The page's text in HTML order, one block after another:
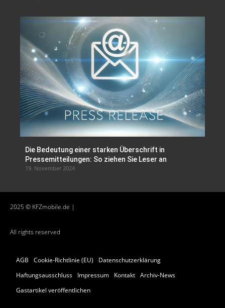
Die Bedeutung einer starken Überschrift in
Pressemitteilungen: So ziehen Sie Leser an
19. November 2024
2025 © KFZmobile.de |
All rights reserved
AGB Cookie-Richtlinie (EU)
Datenschutzerklärung
Haftungsausschluss
Impressum Kontakt Archiv-News
Gastartikel veröffentlichen